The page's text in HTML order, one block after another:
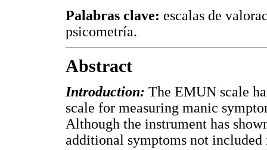
Palabras clave: escalas de
psicometría.
Abstract
Introduction: The EMUN scale
scale for measuring manic
Although the instrument has
additional symptoms not